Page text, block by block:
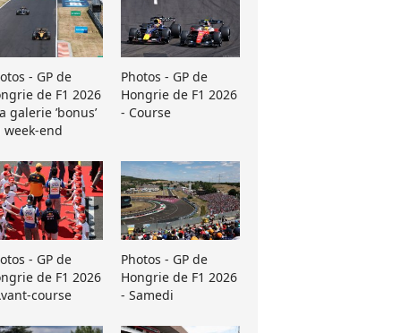
- GP de
de F1 2026
galerie ’bonus’
week-end
Photos - GP de
Hongrie de F1 2026
- Course
- GP de
de F1 2026
course
Photos - GP de
Hongrie de F1 2026
- Samedi